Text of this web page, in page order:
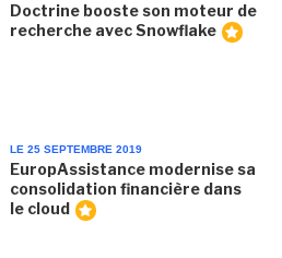
Doctrine booste son moteur de
recherche avec Snowflake
LE 25 SEPTEMBRE 2019
EuropAssistance modernise sa
consolidation financière dans
le cloud